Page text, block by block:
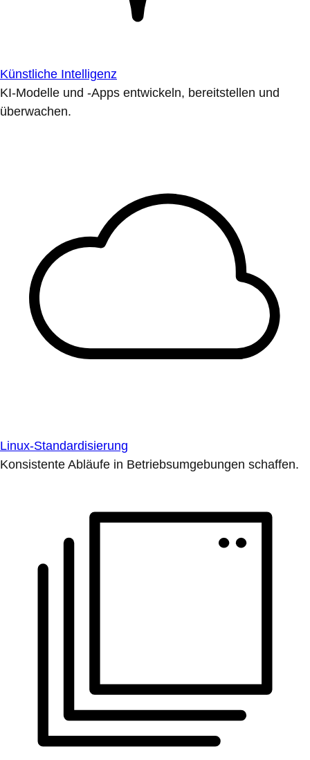
Künstliche Intelligenz
KI-Modelle und -Apps entwickeln, bereitstellen und
überwachen.
Linux-Standardisierung
Konsistente Abläufe in Betriebsumgebungen schaffen.